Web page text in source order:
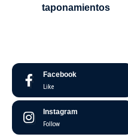
taponamientos
Facebook
Like
Instagram
Follow